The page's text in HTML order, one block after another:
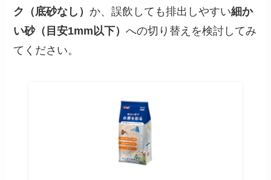
ク（底砂なし） か、誤飲しても排出しやすい細か
い砂（目安1mm以下）への切り替えを検討してみ
てください。